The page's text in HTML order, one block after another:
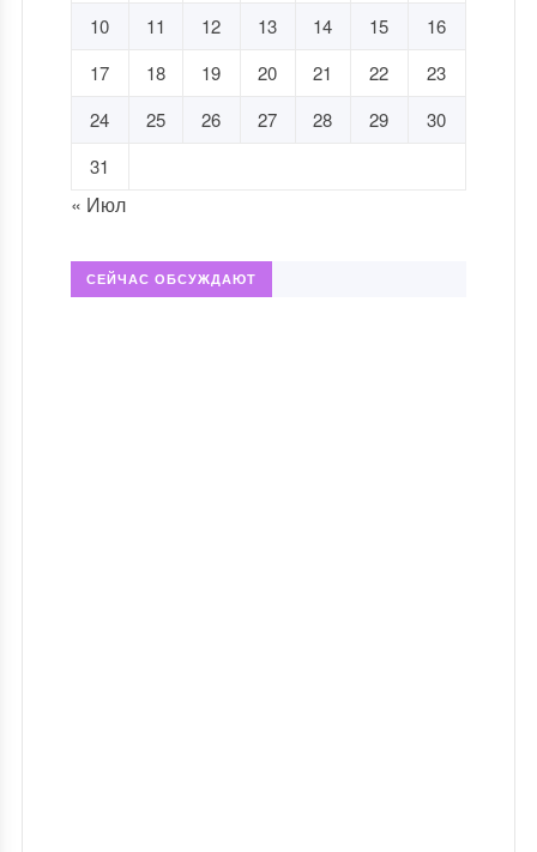
10
11 12 13 14 15
16
17
18 19 20 21 22
23
24
25 26 27 28 29
30
31
« Июл
СЕЙЧАС ОБСУЖДАЮТ